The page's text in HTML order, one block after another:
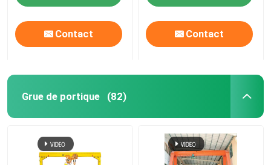
Contact Contact
Grue de portique (82)